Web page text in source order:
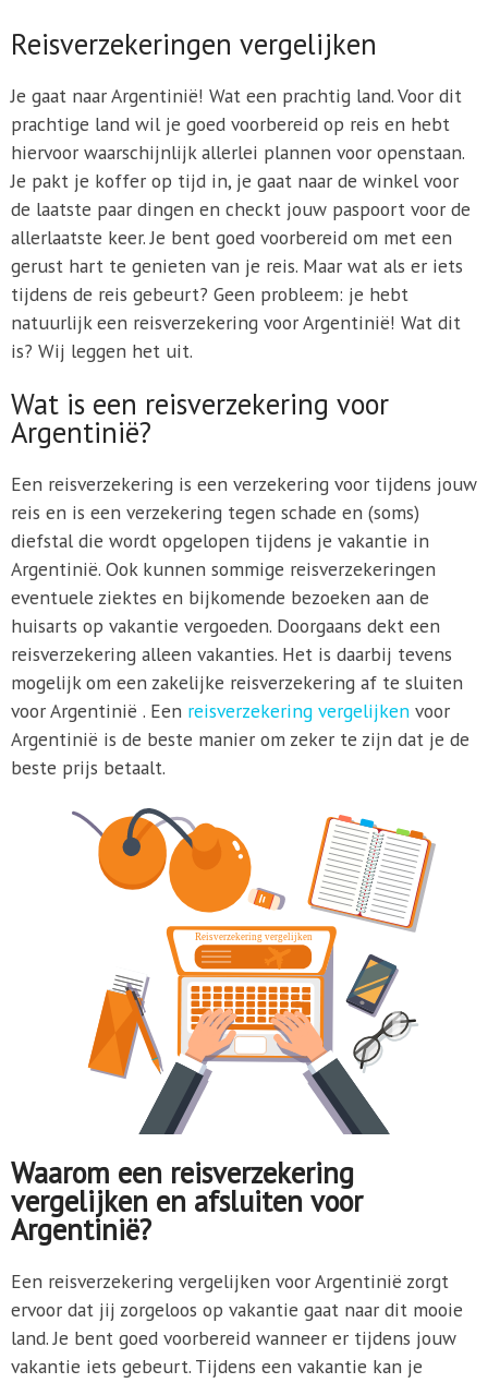
Reisverzekeringen vergelijken
Je gaat naar Argentinië! Wat een prachtig land. Voor dit
prachtige land wil je goed voorbereid op reis en hebt
hiervoor waarschijnlijk allerlei plannen voor openstaan.
Je pakt je koffer op tijd in, je gaat naar de winkel voor
de laatste paar dingen en checkt jouw paspoort voor de
allerlaatste keer. Je bent goed voorbereid om met een
gerust hart te genieten van je reis. Maar wat als er iets
tijdens de reis gebeurt? Geen probleem: je hebt
natuurlijk een reisverzekering voor Argentinië! Wat dit
is? Wij leggen het uit.
Wat is een reisverzekering voor
Argentinië?
Een reisverzekering is een verzekering voor tijdens jouw
reis en is een verzekering tegen schade en (soms)
diefstal die wordt opgelopen tijdens je vakantie in
Argentinië. Ook kunnen sommige reisverzekeringen
eventuele ziektes en bijkomende bezoeken aan de
huisarts op vakantie vergoeden. Doorgaans dekt een
reisverzekering alleen vakanties. Het is daarbij tevens
mogelijk om een zakelijke reisverzekering af te sluiten
voor Argentinië . Een reisverzekering vergelijkenvoor
Argentinië is de beste manier om zeker te zijn dat je de
beste prijs betaalt.
Waarom een reisverzekering
vergelijken en afsluiten voor
Argentinië?
Een reisverzekering vergelijken voor Argentinië zorgt
ervoor dat jij zorgeloos op vakantie gaat naar dit mooie
land. Je bent goed voorbereid wanneer er tijdens jouw
vakantie iets gebeurt. Tijdens een vakantie kan je